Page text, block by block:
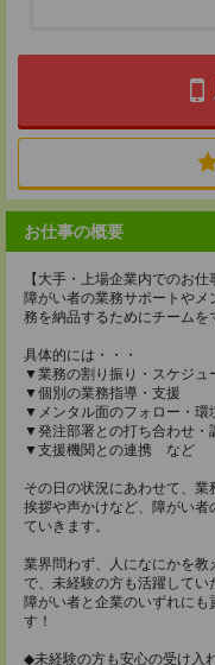
お仕事の概要
【大手・上場企業内でのお仕
障がい者の業務サポートや
務を納品するためにチームを
具体的には・・・
▼業務の割り振り・スケジュ
▼個別の業務指導・支援
▼メンタル面のフォロー・環
▼発注部署との打ち合わせ・
▼支援機関との連携 など
その日の状況にあわせて、業
挨拶や声かけなど、障がい者
ていきます。
業界問わず、人になにかを
で、未経験の方も活躍してい
障がい者と企業のいずれに
す！
◆未経験の方も安心の受け入